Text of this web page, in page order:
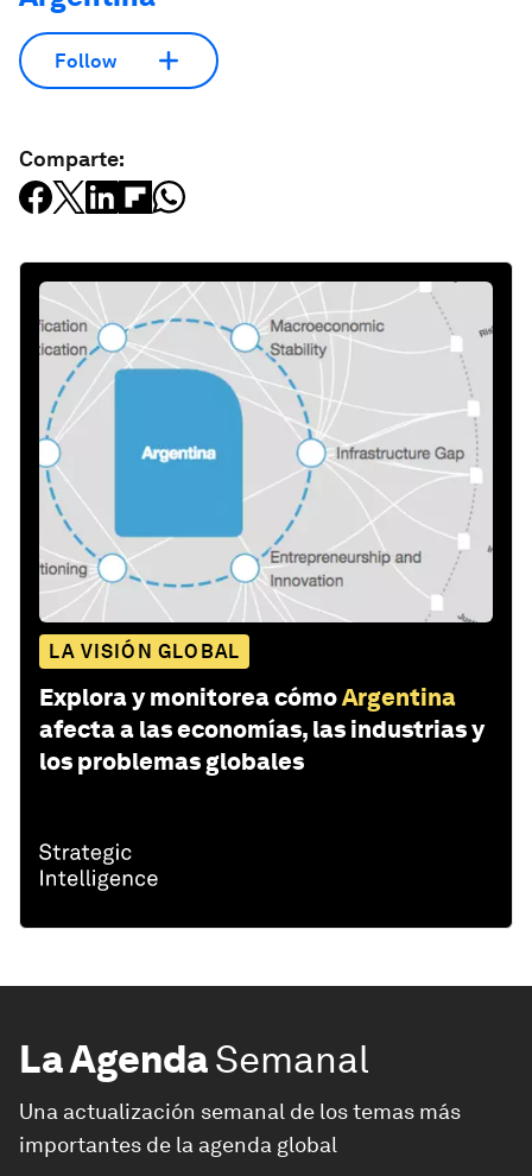
Follow
Comparte:
LA VISIÓN GLOBAL
Explora y monitorea cómoArgentina
afecta a las economías, las industrias y
los problemas globales
La AgendaSemanal
Una actualización semanal de los temas más
importantes de la agenda global